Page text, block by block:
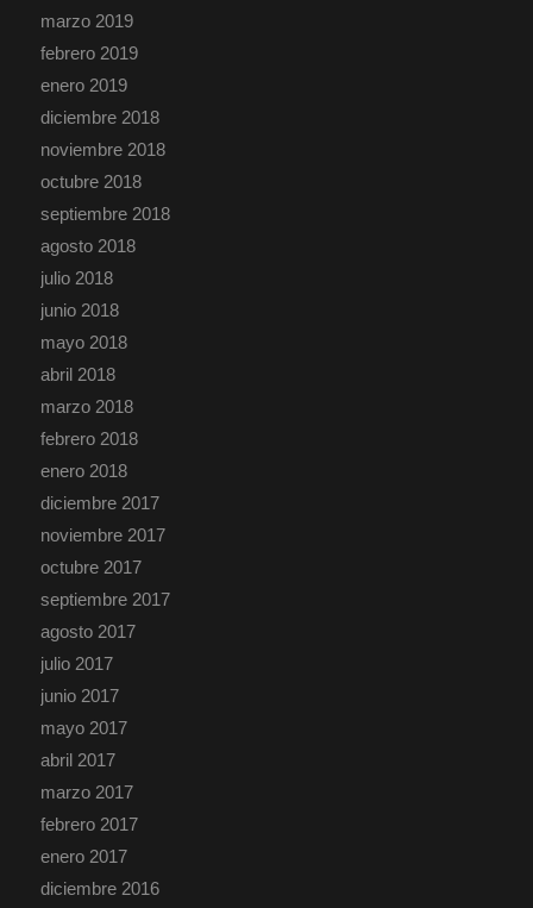
marzo 2019
febrero 2019
enero 2019
diciembre 2018
noviembre 2018
octubre 2018
septiembre 2018
agosto 2018
julio 2018
junio 2018
mayo 2018
abril 2018
marzo 2018
febrero 2018
enero 2018
diciembre 2017
noviembre 2017
octubre 2017
septiembre 2017
agosto 2017
julio 2017
junio 2017
mayo 2017
abril 2017
marzo 2017
febrero 2017
enero 2017
diciembre 2016